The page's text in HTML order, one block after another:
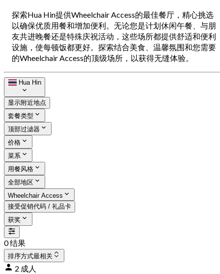
探索Hua Hin提供Wheelchair Access的最佳餐厅，精心挑选
以确保优质用餐和增加便利。无论您是计划休闲午餐、与朋
友共进晚餐还是特殊庆祝活动，这些场所都提供舒适和便利
设施，使每顿饭都更好。探索结合美食、温馨氛围和您需要
的Wheelchair Access的顶级场所，以获得无缝体验。
Hua Hin
显示附近地点
套餐类型
顶部过滤器
价格
菜系
用餐风格
全部地区
Wheelchair Access
接受促销代码 / 礼品卡
获奖
0 结果
排序方式最相关
2 成人